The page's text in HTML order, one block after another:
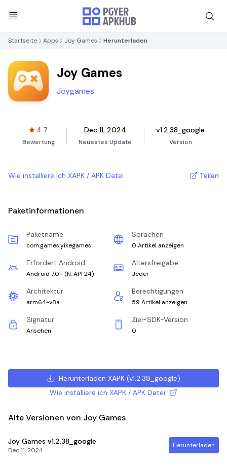
Startseite Apps Joy Games Herunterladen
Joy Games
Joygames
4.7
Bewertung
Dec 11, 2024
Neuestes Update
v1.2.38_google
Version
Wie installiere ich XAPK / APK Datei Teilen
Paketinformationen
Paketname
com.games.yikegames
Sprachen
0 Artikel anzeigen
Erfordert Android
Android 7.0+ (N, API 24)
Altersfreigabe
Jeder
Architektur
arm64-v8a
Berechtigungen
59 Artikel anzeigen
Signatur
Ansehen
Ziel-SDK-Version
0
Herunterladen XAPK(v1.2.38_google)
Wie installiere ich XAPK / APK Datei
Alte Versionen von Joy Games
Joy Games v1.2.38_google
Dec 11, 2024
Herunterladen